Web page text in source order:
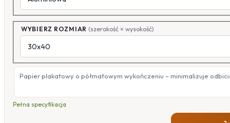
WYBIERZ ROZMIAR (szerokość × wysokość)
Papier plakatowy o półmatowym wykończeniu – minimalizuje
Pełna specyfikacja